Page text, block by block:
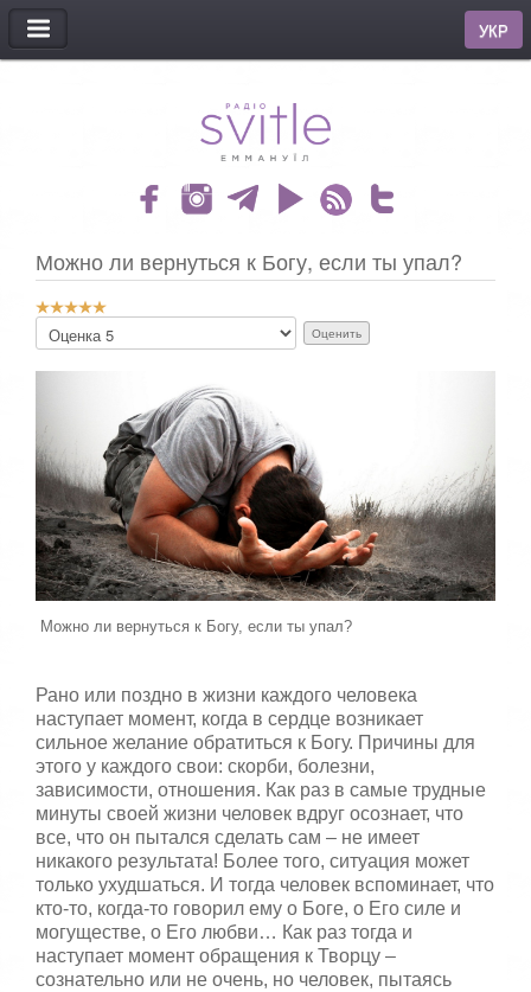
МЕНЮ
УКР
Можно ли вернуться к Богу, если ты упал?
Р
й
т
г
:
5
/
о
ж
й
с
т
а
,
о
ц
е
н
е
Можно ли вернуться к Богу, если ты упал?
Рано или поздно в жизни каждого человека
наступает момент, когда в сердце возникает
сильное желание обратиться к Богу. Причины для
этого у каждого свои: скорби, болезни,
зависимости, отношения. Как раз в самые трудные
минуты своей жизни человек вдруг осознает, что
все, что он пытался сделать сам – не имеет
никакого результата! Более того, ситуация может
только ухудшаться. И тогда человек вспоминает, что
кто-то, когда-то говорил ему о Боге, о Его силе и
могуществе, о Его любви… Как раз тогда и
наступает момент обращения к Творцу –
сознательно или не очень, но человек, пытаясь